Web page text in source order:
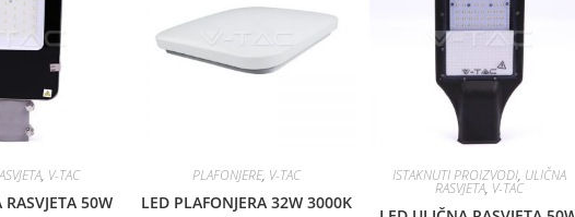
, V-TAC
50W
PLAFONJERE, V-TAC
LED PLAFONJERA 32W 3000K
ISTAKNUTI PROIZVODI, ULIČNA
RASVJETA, V-TAC